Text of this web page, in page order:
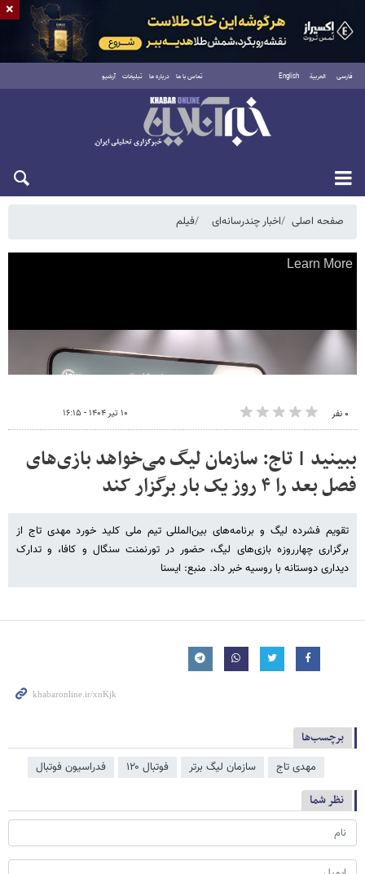
فارسی العربية English تماس با ما درباره ما تبلیغات آرشیو
شنبه ۱۷ مرداد ۱۴۰۵
صفحه اصلی اخبار چندرسانه‌ای فیلم
۰ نفر ۱۰ تیر ۱۴۰۴ - ۱۶:۱۵
ببینید | تاج: سازمان لیگ می‌خواهد بازی‌های
فصل بعد را ۴ روز یک بار برگزار کند
تقویم فشرده لیگ و برنامه‌های بین‌المللی تیم ملی کلید خورد مهدی تاج از
برگزاری چهارروزه بازی‌های لیگ، حضور در تورنمنت سنگال و کافا، و تدارک
دیداری دوستانه با روسیه خبر داد. منبع: ایسنا
برچسب‌ها
مهدی تاج سازمان لیگ برتر فوتبال ۱۲۰ فدراسیون فوتبال
نظر شما
×